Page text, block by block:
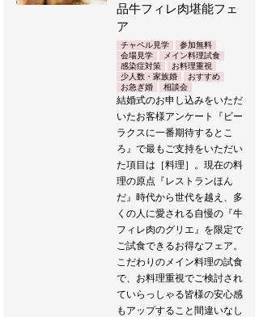
品牛フィレ肉堪能フェ
ア
チャペル見学
参加無料
会場見学
メイン料理試食
感染症対策
お料理重視
少人数・家族婚
おすすめ
お急ぎ婚
相談会
結婚式のお申し込みをいただ
いたお客様アンケート『ビー
ラクスに一番期待するとこ
ろ』で最もご支持をいただい
た項目は［料理］。現在の料
理の原点『レストランほん
だ』時代から世代を越え、多
くの人に愛される自慢の『牛
フィレ肉のグリエ』を限定で
ご試食できるお得なフェア。
こだわりのメイン料理の試食
で、お料理重視でご検討され
ていらっしゃる皆様の安心感
もアップすること間違いなし